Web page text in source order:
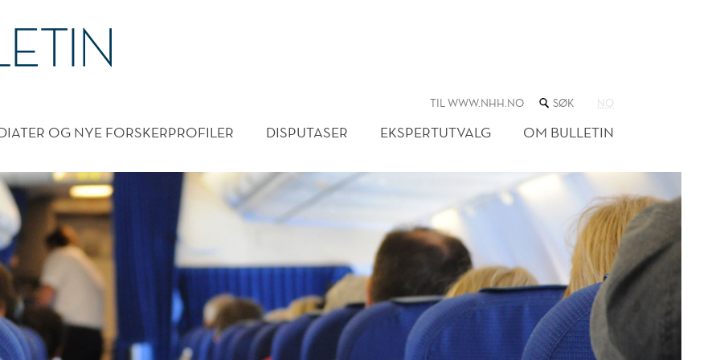
TIL WWW.NHH.NO SØK
NETTSTEDET
NO
OG NYE FORSKERPROFILER DISPUTASER EKSPERTUTVALG OM BULLETIN